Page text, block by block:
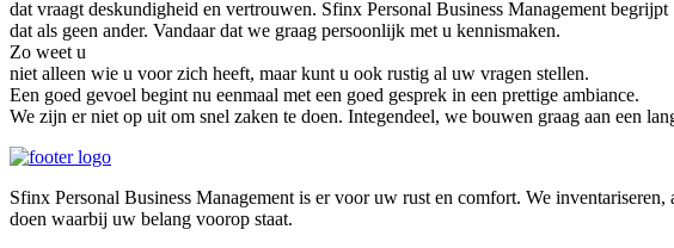
dat vraagt deskundigheid en vertrouwen. Sfinx Personal Business Management begrijpt
dat als geen ander. Vandaar dat we graag persoonlijk met u kennismaken.
Zo weet u
niet alleen wie u voor zich heeft, maar kunt u ook rustig al uw vragen stellen.
Een goed gevoel begint nu eenmaal met een goed gesprek in een prettige ambiance.
We zijn er niet op uit om snel zaken te doen. Integendeel, we bouwen graag aan een
Sfinx Personal Business Management is er voor uw rust en comfort. We
doen waarbij uw belang voorop staat.